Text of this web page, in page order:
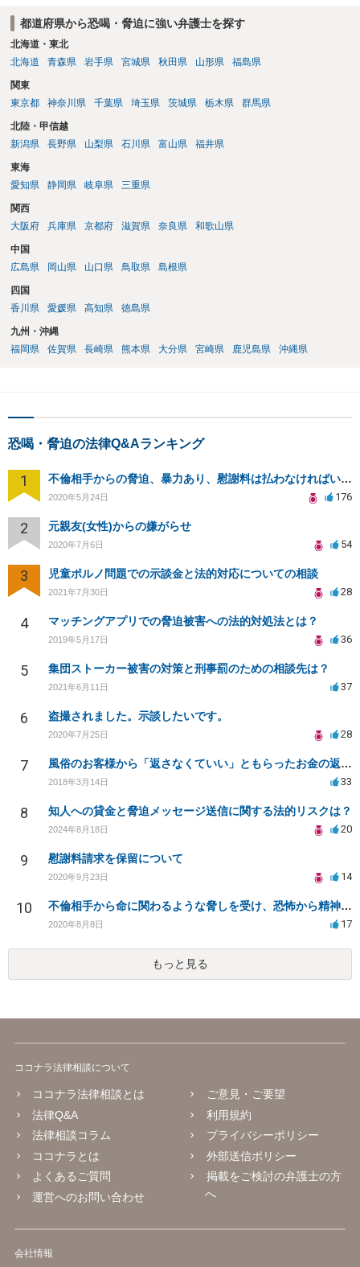
都道府県から恐喝・脅迫に強い弁護士を探す
北海道・東北
北海道
青森県 岩手県 宮城県 秋田県 山形県 福島県
関東
東京都
神奈川県 千葉県 埼玉県 茨城県 栃木県 群馬県
北陸・甲信越
新潟県
長野県 山梨県 石川県 富山県 福井県
東海
愛知県
静岡県 岐阜県 三重県
関西
大阪府
兵庫県 京都府 滋賀県 奈良県 和歌山県
中国
広島県
岡山県 山口県 鳥取県 島根県
四国
香川県
愛媛県 高知県 徳島県
九州・沖縄
福岡県
佐賀県 長崎県 熊本県 大分県 宮崎県 鹿児島県 沖縄県
恐喝・脅迫の法律Q&Aランキング
1 不倫相手からの脅迫、暴力あり、慰謝料は払わなければいけませんか
2020年5月24日 176
2 元親友(女性)からの嫌がらせ
2020年7月6日 54
3 児童ポルノ問題での示談金と法的対応についての相談
2021年7月30日 28
4 マッチングアプリでの脅迫被害への法的対処法とは？
2019年5月17日 36
5 集団ストーカー被害の対策と刑事罰のための相談先は？
2021年6月11日 37
6 盗撮されました。示談したいです。
2020年7月25日 28
7 風俗のお客様から「返さなくていい」ともらったお金の返済を強要されています
2018年3月14日 33
8 知人への貸金と脅迫メッセージ送信に関する法的リスクは？
2024年8月18日 20
9 慰謝料請求を保留について
2020年9月23日 14
10 不倫相手から命に関わるような脅しを受け、恐怖から精神的にまいっています。
2020年8月8日 17
もっと見る
ココナラ法律相談について
ココナラ法律相談とは
法律Q&A
法律相談コラム
ココナラとは
よくあるご質問
運営へのお問い合わせ
ご意見・ご要望
利用規約
プライバシーポリシー
外部送信ポリシー
掲載をご検討の弁護士の方
へ
会社情報